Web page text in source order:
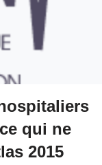
qui ne
2015